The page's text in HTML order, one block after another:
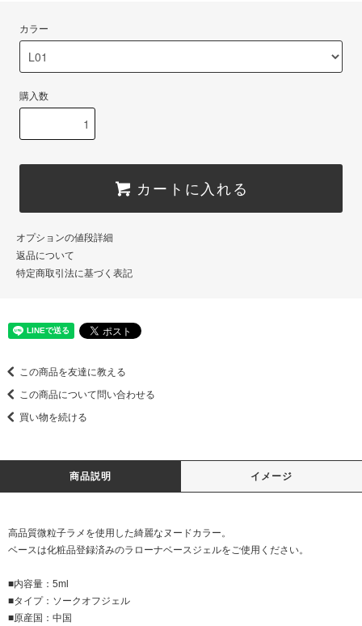
カラー
購入数
カートに入れる
オプションの値段詳細
返品について
特定商取引法に基づく表記
この商品を友達に教える
この商品について問い合わせる
買い物を続ける
商品説明 イメージ
高品質微粒子ラメを使用した綺麗なヌードカラー。
ベースは化粧品登録済みのラローナベースジェルをご使用ください。
■内容量：5ml
■タイプ：ソークオフジェル
■原産国：中国